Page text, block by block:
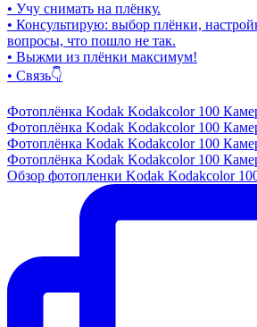
• Учу снимать на плёнку.
• Консультирую: выбор плёнки,
вопросы, что пошло не так.
• Выжми из плёнки максимум!
• Связь👇
Фотоплёнка Kodak Kodakcolor 100
Фотоплёнка Kodak Kodakcolor 100
Фотоплёнка Kodak Kodakcolor 100
Фотоплёнка Kodak Kodakcolor 100
Обзор фотопленки Kodak Kodakcolor